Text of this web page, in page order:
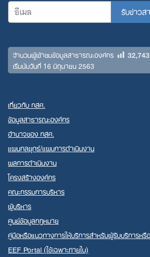
จำนวนผู้เข้าชมข้อมูลสาธารณะองค์กร 32,743
เริ่มนับวันที่ 16 มิถุนายน 2563
เกี่ยวกับ กสศ.
ข้อมูลสาธารณะองค์กร
อำนาจของ กสศ.
แผนกลยุทธ์/แผนการดำเนินงาน
ผลการดำเนินงาน
โครงสร้างองค์กร
คณะกรรมการบริหาร
ผู้บริหาร
ศูนย์ข้อมูลกฎหมาย
คู่มือหรือแนวทางการให้บริการสำหรับผู้รับบริการห
EEF Portal (ใช้เฉพาะภายใน)